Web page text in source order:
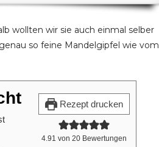
wollten wir sie auch einmal selber
so feine Mandelgipfel wie vom
Rezept drucken
4.91 von 20 Bewertungen